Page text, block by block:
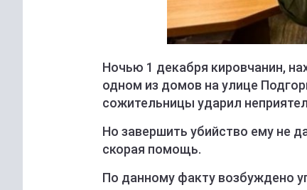
Ночью 1 декабря кировчанин,
одном из домов на улице
сожительницы ударил
Но завершить убийство ему не
скорая помощь.
По данному факту возбуждено